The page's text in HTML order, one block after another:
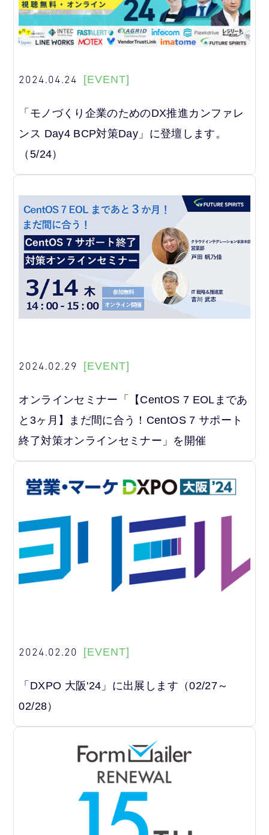
2024.04.24 [EVENT]
「モノづくり企業のためのDX推進カンファレ
ンス Day4 BCP対策Day」に登壇します。
（5/24）
2024.02.29 [EVENT]
オンラインセミナー「【CentOS 7 EOLまであ
と3ヶ月】まだ間に合う！CentOS 7 サポート
終了対策オンラインセミナー」を開催
2024.02.20 [EVENT]
「DXPO 大阪'24」に出展します（02/27～
02/28）